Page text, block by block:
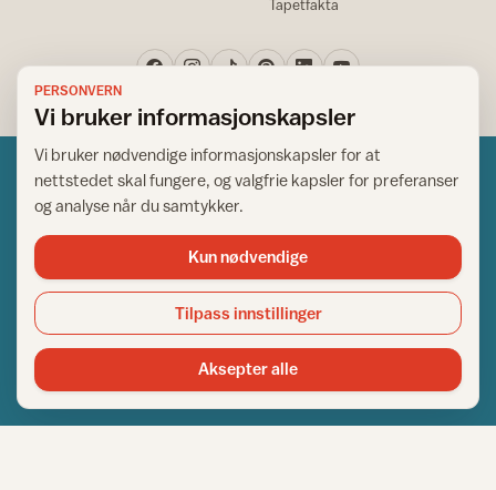
Tapetfakta
Norsk råd for hjem og bygg
Copyright © 1995-2026. All Rights Reserved.
Ansvarlig redaktør: Helge Bod Vangen
Utgiver: IFI - Norsk råd for hjem og bygg
PERSONVERN
Vi bruker informasjonskapsler
Vi bruker nødvendige informasjonskapsler for at
nettstedet skal fungere, og valgfrie kapsler for preferanser
og analyse når du samtykker.
Kun nødvendige
Tilpass innstillinger
Aksepter alle